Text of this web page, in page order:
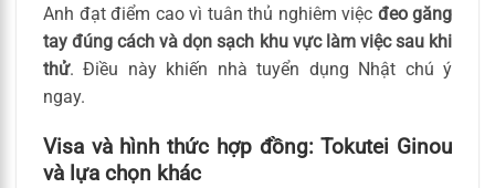
Anh đạt điểm cao vì tuân thủ nghiêm việc đeo găng
tay đúng cách và dọn sạch khu vực làm việc sau khi
thử. Điều này khiến nhà tuyển dụng Nhật chú ý
ngay.
Visa và hình thức hợp đồng: Tokutei Ginou
và lựa chọn khác